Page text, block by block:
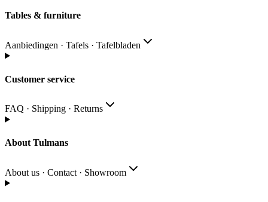
Tables & furniture
Aanbiedingen · Tafels · Tafelbladen
Customer service
FAQ · Shipping · Returns
About Tulmans
About us · Contact · Showroom